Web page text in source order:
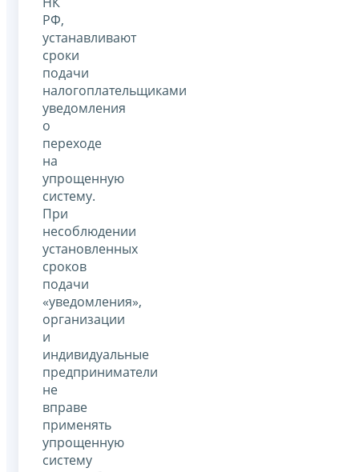
РФ,
устанавливают
сроки
подачи
налогоплательщиками
уведомления
о
переходе
на
упрощенную
систему.
При
несоблюдении
установленных
сроков
подачи
«уведомления»,
организации
и
индивидуальные
предприниматели
не
вправе
применять
упрощенную
систему